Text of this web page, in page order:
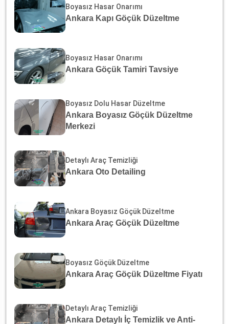
Boyasız Hasar Onarımı
Ankara Kapı Göçük Düzeltme
Boyasız Hasar Onarımı
Ankara Göçük Tamiri Tavsiye
Boyasız Dolu Hasar Düzeltme
Ankara Boyasız Göçük Düzeltme
Merkezi
Detaylı Araç Temizliği
Ankara Oto Detailing
Ankara Boyasız Göçük Düzeltme
Ankara Araç Göçük Düzeltme
Boyasız Göçük Düzeltme
Ankara Araç Göçük Düzeltme Fiyatı
Detaylı Araç Temizliği
Ankara Detaylı İç Temizlik ve Anti-